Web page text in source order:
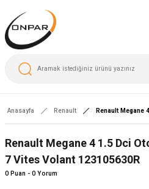
Anasayfa Renault Renault Megane
Renault Megane 4 1.5 Dci
7 Vites Volant 123105630R
0 Puan - 0 Yorum